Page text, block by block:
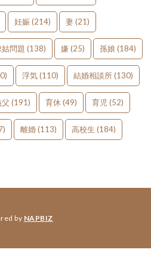
妊娠(214) 妻(21)
問題 (138) 嫌 (25) 孫娘 (184)
浮気(110) 結婚相談所(130)
(191) 育休 (49) 育児 (52)
離婚(113) 高校生 (184)
by NAPBIZ